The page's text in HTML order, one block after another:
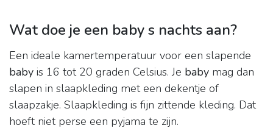
Wat doe je een baby s nachts aan?
Een ideale kamertemperatuur voor een slapende
baby is 16 tot 20 graden Celsius. Je baby mag dan
slapen in slaapkleding met een dekentje of
slaapzakje. Slaapkleding is fijn zittende kleding. Dat
hoeft niet perse een pyjama te zijn.